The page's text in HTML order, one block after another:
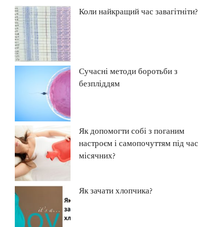
Коли найкращий час завагітніти?
Сучасні методи боротьби з
безпліддям
Як допомогти собі з поганим
настроєм і самопочуттям під час
місячних?
Як зачати хлопчика?